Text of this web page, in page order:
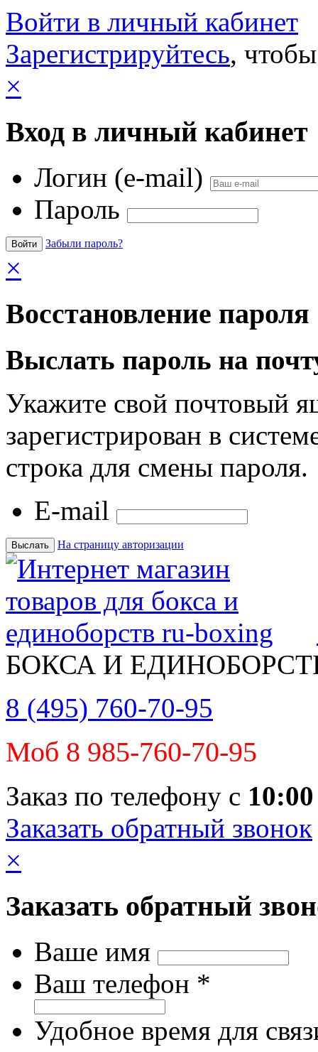
Войти в личный кабинет
Зарегистрируйтесь,
×
Вход в личный кабинет
Логин (e-mail)
Пароль
Забыли пароль?
×
Восстановление пароля
Выслать пароль на
Укажите свой почтовый
зарегистрирован в
строка для смены пароля.
E-mail
На страницу авторизации
БОКСА И
8 (495) 760-70-95
Моб 8 985-760-70-95
Заказ по телефону с 10:00
Заказать обратный звонок
×
Заказать обратный
Ваше имя
Ваш телефон *
Удобное время для